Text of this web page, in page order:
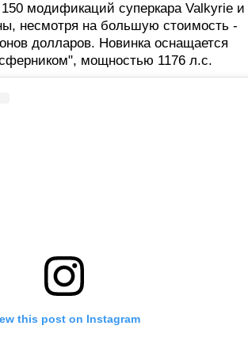
модификаций суперкара Valkyrie и
несмотря на большую стоимость -
долларов. Новинка оснащается
мощностью 1176 л.с.
this post on Instagram